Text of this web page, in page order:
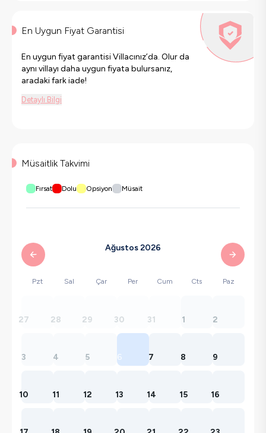
En Uygun Fiyat Garantisi
En uygun fiyat garantisi Villacınız’da. Olur da
aynı villayı daha uygun fiyata bulursanız,
aradaki fark iade!
Detaylı Bilgi
Müsaitlik Takvimi
Fırsat Dolu Opsiyon Müsait
Ağustos 2026
Pzt Sal Çar Per Cum Cts Paz
27 28 29 30 31 1 2
3 4 5 6 7 8 9
10 11 12 13 14 15 16